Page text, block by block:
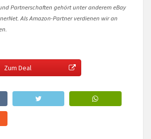
Partnerschaften gehört unter anderem eBay
Als Amazon-Partner verdienen wir an
Zum Deal